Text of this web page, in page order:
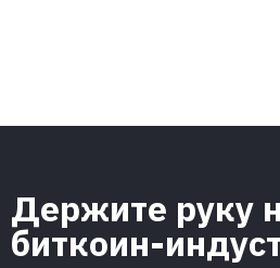
Держите руку
биткоин-